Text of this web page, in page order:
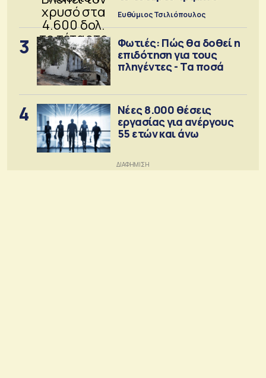
Ευθύμιος Τσιλιόπουλος
3
Φωτιές: Πώς θα δοθεί η
επιδότηση για τους
πληγέντες - Τα ποσά
4
Νέες 8.000 θέσεις
εργασίας για ανέργους
55 ετών και άνω